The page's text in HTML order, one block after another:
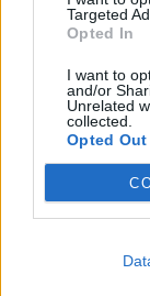
Targeted
Opted In
I want to
and/or
Unrelated
collected.
Opted Out